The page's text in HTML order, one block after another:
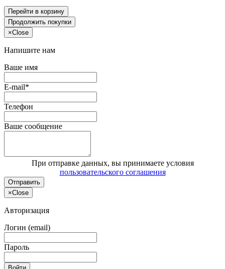
Перейти в корзину
Продолжить покупки
×Close
Напишите нам
Ваше имя
E-mail*
Телефон
Ваше сообщение
При отправке данных, вы принимаете условия
пользовательского соглашения
Отправить
×Close
Авторизация
Логин (email)
Пароль